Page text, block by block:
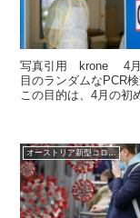
写真引用 krone 4月
目のランダムなPCR
この目的は、4月の初
オーストリア新型コロナウイルス情報2020